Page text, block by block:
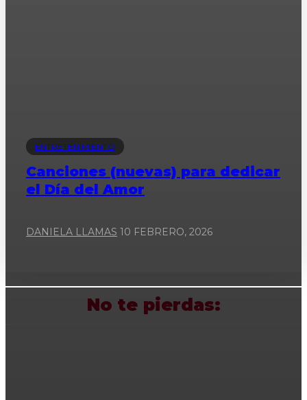
ENTRETENIMIENTO
Canciones (nuevas) para dedicar
el Día del Amor
DANIELA LLAMAS 10 FEBRERO, 2026
No te pierdas: